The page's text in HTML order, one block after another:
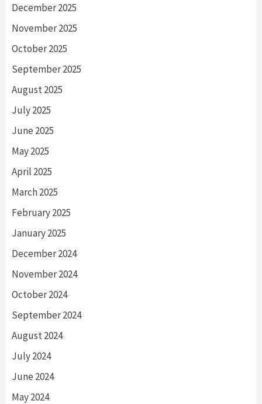
December 2025
November 2025
October 2025
September 2025
August 2025
July 2025
June 2025
May 2025
April 2025
March 2025
February 2025
January 2025
December 2024
November 2024
October 2024
September 2024
August 2024
July 2024
June 2024
May 2024